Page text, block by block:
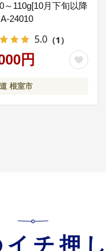
り推進のため、「ふるさ
ために市長が必要と
による個性豊かで活気に
～110g[10月下旬以降
24010
5.0 （1）
円
根室市
チ押